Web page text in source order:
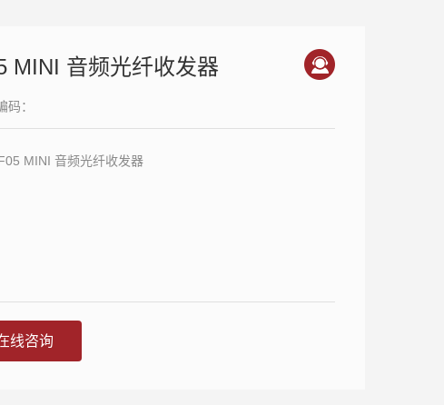
MINI 音频光纤收发器
码：
MINI 音频光纤收发器
线咨询